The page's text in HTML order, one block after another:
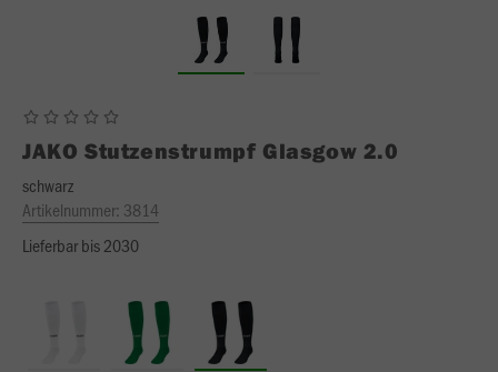
JAKO Stutzenstrumpf Glasgow 2.0
schwarz
Artikelnummer: 3814
Lieferbar bis 2030